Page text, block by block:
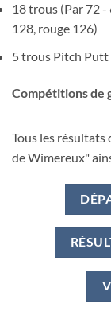
18 trous (Par 72 -
128, rouge 126)
5 trous Pitch Putt
Compétitions de
Tous les
de Wimereux"